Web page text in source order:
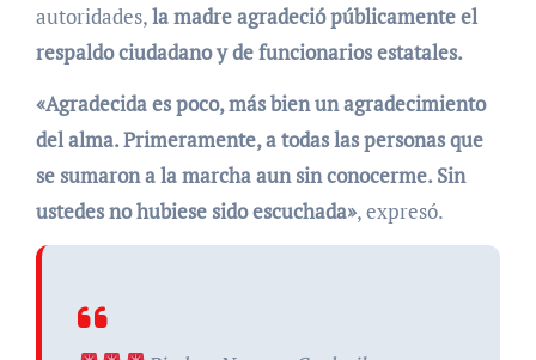
autoridades,la madre agradeció públicamente el
respaldo ciudadano y de funcionarios estatales.
«Agradecida es poco, más bien un agradecimiento
del alma. Primeramente, a todas las personas que
se sumaron a la marcha aun sin conocerme. Sin
ustedes no hubiese sido escuchada», expresó.